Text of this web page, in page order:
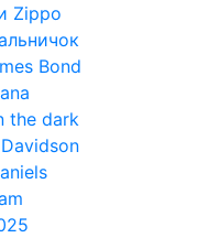
Zippo
Bond
the dark